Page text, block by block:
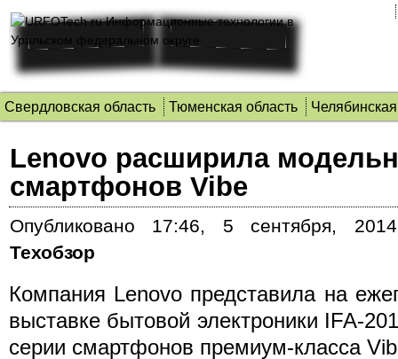
Свердловская область Тюменская область
Lenovo расширила
смартфонов Vibe
Опубликовано
17:46, 5 сентября,
Техобзор
Компания Lenovo представила на
выставке бытовой электроники IFA-
серии смартфонов премиум-класса